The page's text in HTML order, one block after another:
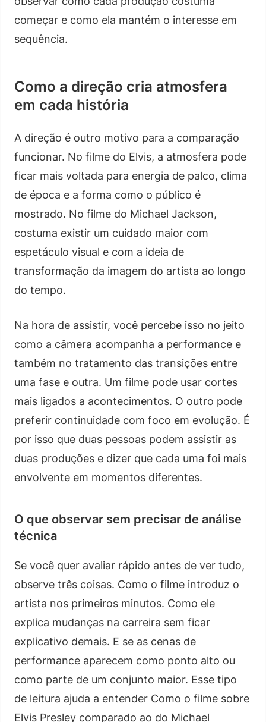
começar e como ela mantém o interesse em
sequência.
Como a direção cria atmosfera
em cada história
A direção é outro motivo para a comparação
funcionar. No filme do Elvis, a atmosfera pode
ficar mais voltada para energia de palco, clima
de época e a forma como o público é
mostrado. No filme do Michael Jackson,
costuma existir um cuidado maior com
espetáculo visual e com a ideia de
transformação da imagem do artista ao longo
do tempo.
Na hora de assistir, você percebe isso no jeito
como a câmera acompanha a performance e
também no tratamento das transições entre
uma fase e outra. Um filme pode usar cortes
mais ligados a acontecimentos. O outro pode
preferir continuidade com foco em evolução. É
por isso que duas pessoas podem assistir as
duas produções e dizer que cada uma foi mais
envolvente em momentos diferentes.
O que observar sem precisar de análise
técnica
Se você quer avaliar rápido antes de ver tudo,
observe três coisas. Como o filme introduz o
artista nos primeiros minutos. Como ele
explica mudanças na carreira sem ficar
explicativo demais. E se as cenas de
performance aparecem como ponto alto ou
como parte de um conjunto maior. Esse tipo
de leitura ajuda a entender Como o filme sobre
Elvis Presley comparado ao do Michael